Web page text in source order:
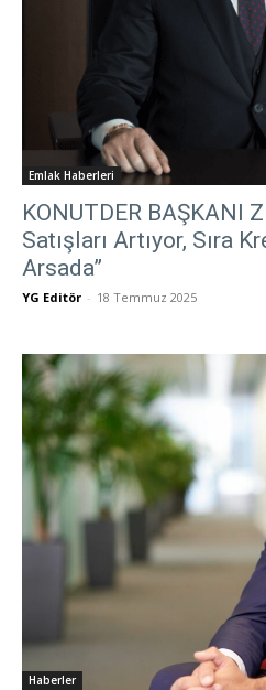
Emlak Haberleri
KONUTDER BAŞKANI
Satışları Artıyor, Sıra
Arsada”
YG Editör - 18 Temmuz 2025
Haberler